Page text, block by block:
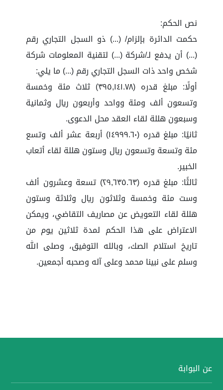
نص الحكم:
حكمت الدائرة بإلزام/ (...) ذو السجل التجاري رقم
(...) أن يدفع لـ/شركة (...) لتقنية المعلومات شركة
شخص واحد ذات السجل التجاري رقم (...) ما يلي:
أولًا: مبلغ قدره (٣٩٥,١٤١.٧٨) ثلاث مئة وخمسة
وتسعون ألف ومئة وواحد وأربعون ريال وثمانية
وسبعون هللة لقاء العقد محل الدعوى.
ثانيًا: مبلغ قدره (١٤٩٩٩.٦٠) أربعة عشر ألف وتسع
مئة وتسعة وتسعون ريال وستون هللة لقاء أتعاب
الخبير.
ثالثًا: مبلغ قدره (٢٩,٦٣٥.٦٣) تسعة وعشرون ألف
وست مئة وخمسة وثلاثون ريال وثلاثة وستون
هللة لقاء التعويض عن مصاريف التقاضي، ويمكن
الاعتراض على هذا الحكم لمدة ثلاثين يوم من
تاريخ استلام الصك، وبالله التوفيق، وصلى الله
وسلم على نبينا محمد وعلى آله وصحبه أجمعين.
عن البوابة